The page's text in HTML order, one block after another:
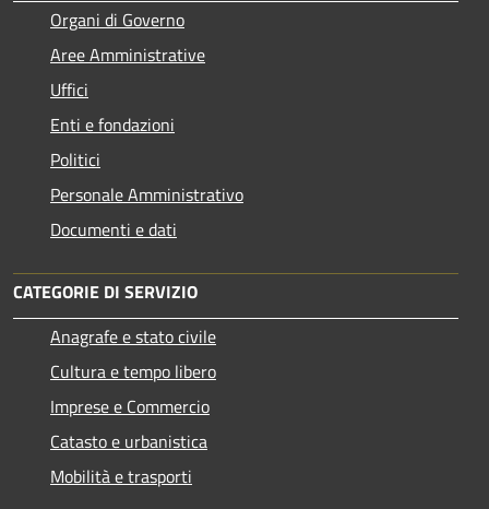
Organi di Governo
Aree Amministrative
Uffici
Enti e fondazioni
Politici
Personale Amministrativo
Documenti e dati
CATEGORIE DI SERVIZIO
Anagrafe e stato civile
Cultura e tempo libero
Imprese e Commercio
Catasto e urbanistica
Mobilità e trasporti